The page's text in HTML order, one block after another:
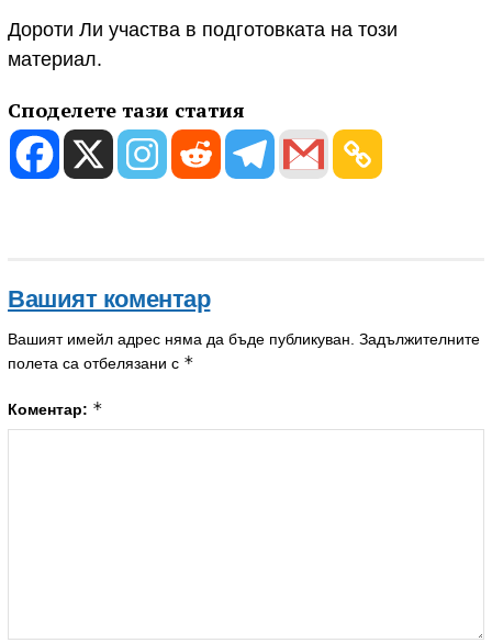
Дороти Ли участва в подготовката на този
материал.
Споделете тази статия
Вашият коментар
Вашият имейл адрес няма да бъде публикуван. Задължителните
полета са отбелязани с *
Коментар: *